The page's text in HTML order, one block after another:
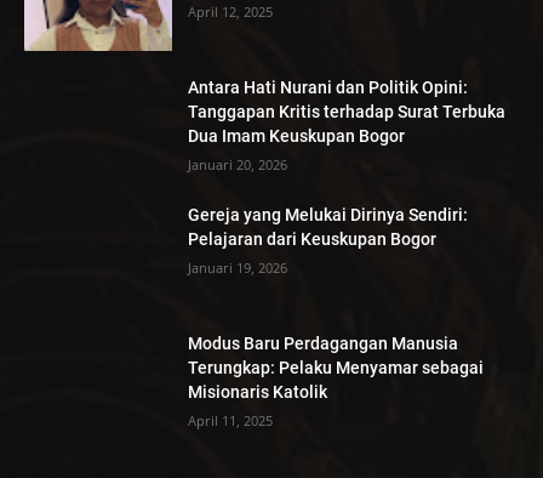
April 12, 2025
Antara Hati Nurani dan Politik Opini:
Tanggapan Kritis terhadap Surat Terbuka
Dua Imam Keuskupan Bogor
Januari 20, 2026
Gereja yang Melukai Dirinya Sendiri:
Pelajaran dari Keuskupan Bogor
Januari 19, 2026
Modus Baru Perdagangan Manusia
Terungkap: Pelaku Menyamar sebagai
Misionaris Katolik
April 11, 2025